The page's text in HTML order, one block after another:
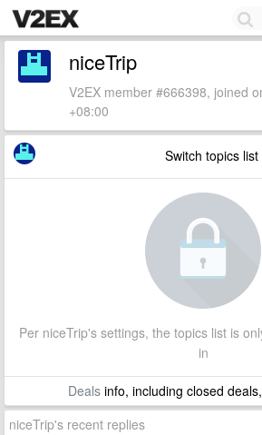
niceTrip
V2EX member #666398, joined
+08:00
Switch topics list
Per niceTrip's settings, the topics list is
in
Dealsinfo, including closed
niceTrip's recent replies